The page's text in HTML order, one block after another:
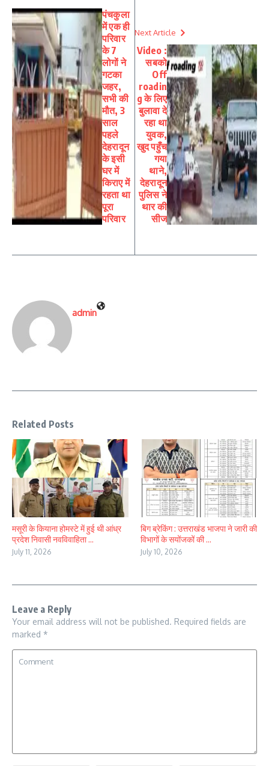
पंचकुला
में एक ही‌
परिवार
के 7
लोगों ने
गटका
जहर,
सभी की
मौत, 3
साल
पहले
देहरादून
के इसी
घर में
किराए में
रहता था
पूरा
परिवार
Next Article
Video :
सबको
Off
roadin
g के लिए
बुलावा दे
रहा था
युवक,
खुद पहुँच
गया
थाने,
देहरादून
पुलिस ने
थार की
सीज
admin
Related Posts
मसूरी के कियाना होमस्टे में हुई थी आंध्र
प्रदेश निवासी नवविवाहिता ...
July 11, 2026
बिग ब्रेकिंग : उत्तराखंड भाजपा ने जारी की
विभागों के सयोंजकों की ...
July 10, 2026
Leave a Reply
Your email address will not be published. Required fields are
marked *